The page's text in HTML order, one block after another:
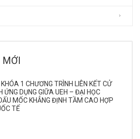
MỚI
KHÓA 1 CHƯƠNG TRÌNH LIÊN KẾT CỬ
ỨNG DỤNG GIỮA UEH – ĐẠI HỌC
MỐC KHẲNG ĐỊNH TẦM CAO HỢP
TẾ